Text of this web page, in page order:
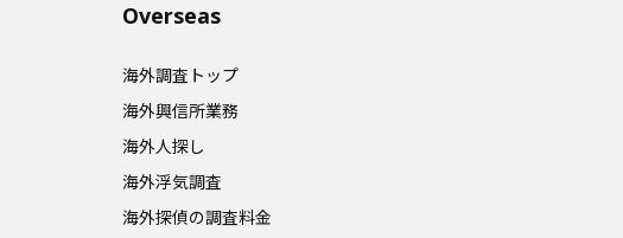
Overseas​
海外調査トップ
海外興信所業務
海外人探し
海外浮気調査
海外探偵の調査料金